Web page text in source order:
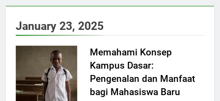
January 23, 2025
Memahami Konsep
Kampus Dasar:
Pengenalan dan Manfaat
bagi Mahasiswa Baru